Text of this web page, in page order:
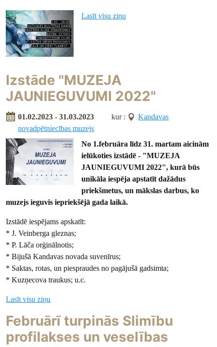
Lasīt visu ziņu
Izstāde "MUZEJA
JAUNIEGUVUMI 2022"
01.02.2023 - 31.03.2023 kur :
Kandavas
novadpētniecības muzejs
No 1.februāra līdz 31. martam aicinām
ielūkoties izstādē - "MUZEJA
JAUNIEGUVUMI 2022", kurā būs
unikāla iespēja apstatīt dažādus
priekšmetus, un mākslas darbus, ko
muzejs ieguvis iepriekšējā gada laikā.
Izstādē iespējams apskatīt:
* J. Veinberga gleznas;
* P. Lāča orģinālnotis;
* Bijušā Kandavas novada suvenīrus;
* Saktas, rotas, un piespraudes no pagājušā gadsimta;
* Kuzņecova traukus; u.c.
Lasīt visu ziņu
Februārī turpinās Slimību
profilakses un veselības